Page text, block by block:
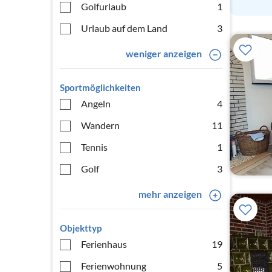
Golfurlaub
1
Urlaub auf dem Land
3
weniger anzeigen
Sportmöglichkeiten
Angeln
4
Wandern
11
Tennis
1
Golf
3
mehr anzeigen
Objekttyp
Ferienhaus
19
Ferienwohnung
5